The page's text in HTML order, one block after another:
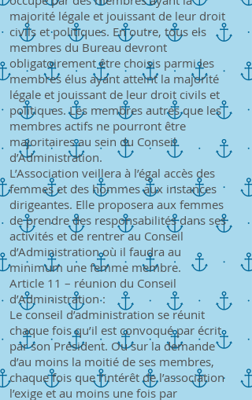
majorité légale et jouissant de leur droit
civils et politiques. En outre, tous els
membres du Bureau devront
obligatoirement être choisis parmi les
membres élus ayant atteint la majorité
légale et jouissant de leur droit civils et
politiques. Les membres autres que les
membres actifs ne pourront être
majoritaires au sein du Conseil
d’Administration.
L’Association veillera à l’égal accès des
femmes et des hommes aux instances
dirigeantes. Elle proposera aux femmes
de prendre des responsabilités dans ses
activités et de rentrer au Conseil
d’Administration où il faudra au
minimum une femme membre.
Article 11 – réunion du Conseil
d’Administration :
Le conseil d’administration se réunit
chaque fois qu’il est convoqué par écrit
par son Président. Ou sur la demande
d’au moins la moitié de ses membres,
chaque fois que l’intérêt de l’association
l’exige et au moins une fois par